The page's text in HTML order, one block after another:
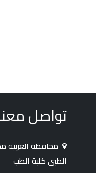
تواصل
محافظة
الطبى كلية الطب